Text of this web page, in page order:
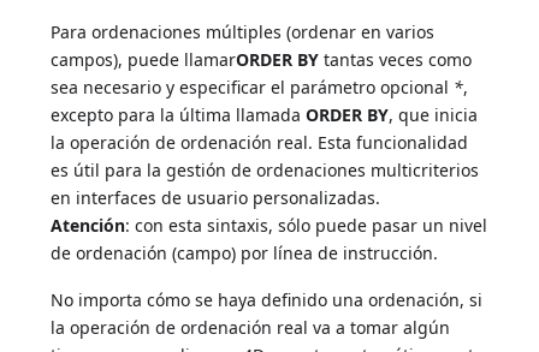
Para ordenaciones múltiples (ordenar en varios
campos), puede llamarORDER BY tantas veces como
sea necesario y especificar el parámetro opcional *,
excepto para la última llamadaORDER BY, que inicia
la operación de ordenación real. Esta funcionalidad
es útil para la gestión de ordenaciones multicriterios
en interfaces de usuario personalizadas.
Atención: con esta sintaxis, sólo puede pasar un nivel
de ordenación (campo) por línea de instrucción.
No importa cómo se haya definido una ordenación, si
la operación de ordenación real va a tomar algún